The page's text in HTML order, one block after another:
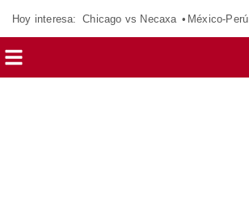
Hoy interesa: Chicago vs Necaxa México-Perú